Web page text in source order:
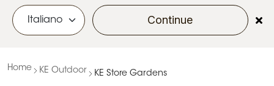
Continue
Home KE Outdoor KE Store Gardens